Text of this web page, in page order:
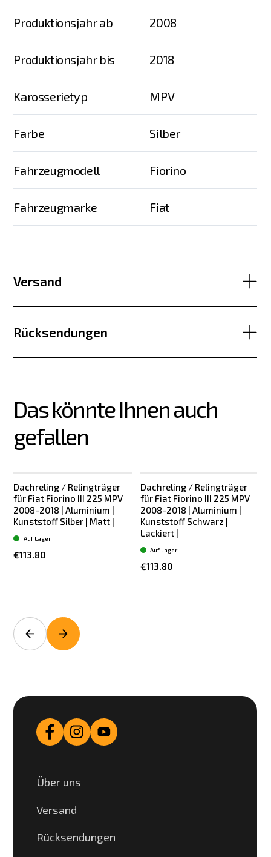
Produktionsjahr ab 2008
Produktionsjahr bis 2018
Karosserietyp MPV
Farbe Silber
Fahrzeugmodell Fiorino
Fahrzeugmarke Fiat
Versand
Rücksendungen
Das könnte Ihnen auch
gefallen
Dachreling / Relingträger
für Fiat Fiorino III 225 MPV
2008-2018 | Aluminium |
Kunststoff Silber | Matt |
€113.80
Auf Lager
Dachreling / Relingträger
für Fiat Fiorino III 225 MPV
2008-2018 | Aluminium |
Kunststoff Schwarz |
Lackiert |
€113.80
Auf Lager
Über uns
Versand
Rücksendungen